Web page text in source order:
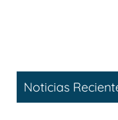
Noticias